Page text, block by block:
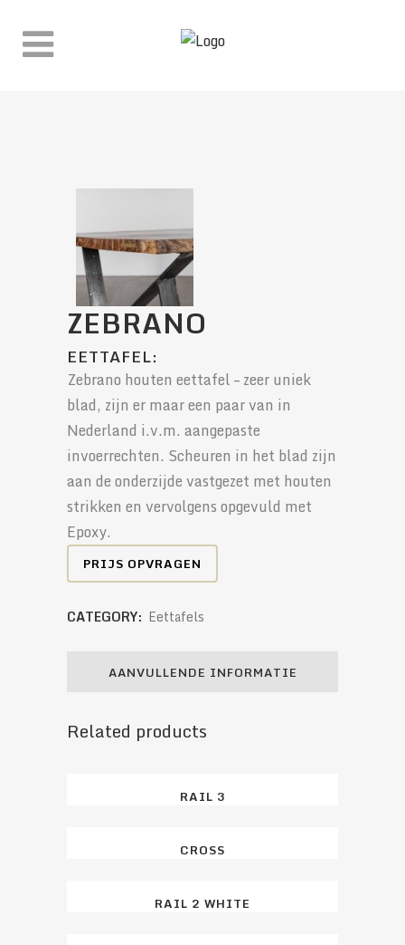
ZEBRANO
EETTAFEL:
Zebrano houten eettafel – zeer uniek
blad, zijn er maar een paar van in
Nederland i.v.m. aangepaste
invoerrechten. Scheuren in het blad zijn
aan de onderzijde vastgezet met houten
strikken en vervolgens opgevuld met
Epoxy.
PRIJS OPVRAGEN
CATEGORY: Eettafels
AANVULLENDE INFORMATIE
Related products
RAIL 3
CROSS
RAIL 2 WHITE